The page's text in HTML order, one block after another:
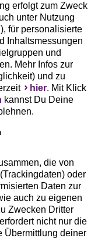
erfolgt zum Zweck
unter Nutzung
für personalisierte
Inhaltsmessungen
und
Mehr Infos zur
und zu
hier. Mit Klick
kannst Du Deine
die von
oder
Daten zur
auch zu eigenen
Zwecken Dritter
nicht nur die
Übermittlung deiner